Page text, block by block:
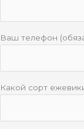
Ваш телефон
Какой сорт